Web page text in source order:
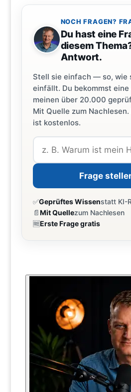
NOCH FRAGEN?
Du hast eine
diesem
Antwort.
Stell sie einfach — so, wie
einfällt. Du bekommst
meinen über 20.000
Mit Quelle zum
ist kostenlos.
Frage
✅Geprüftes Wissenstatt KI-
📄Mit Quellezum Nachlesen
🆓Erste Frage gratis